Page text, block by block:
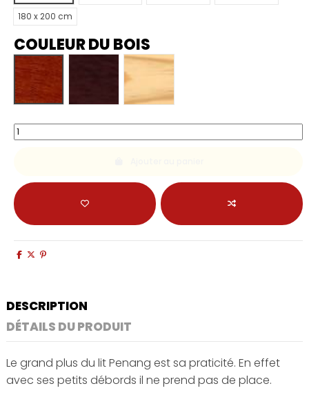
180 x 200 cm
COULEUR DU BOIS
Naturel
DESCRIPTION
DÉTAILS DU PRODUIT
Le grand plus du lit Penang est sa praticité. En effet
avec ses petits débords il ne prend pas de place.